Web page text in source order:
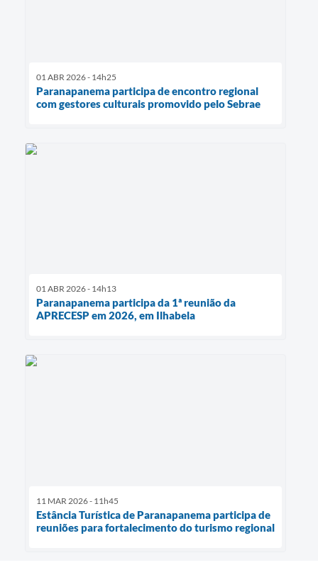
01 ABR 2026 - 14h25
Paranapanema participa de encontro regional
com gestores culturais promovido pelo Sebrae
01 ABR 2026 - 14h13
Paranapanema participa da 1ª reunião da
APRECESP em 2026, em Ilhabela
11 MAR 2026 - 11h45
Estância Turística de Paranapanema participa de
reuniões para fortalecimento do turismo regional